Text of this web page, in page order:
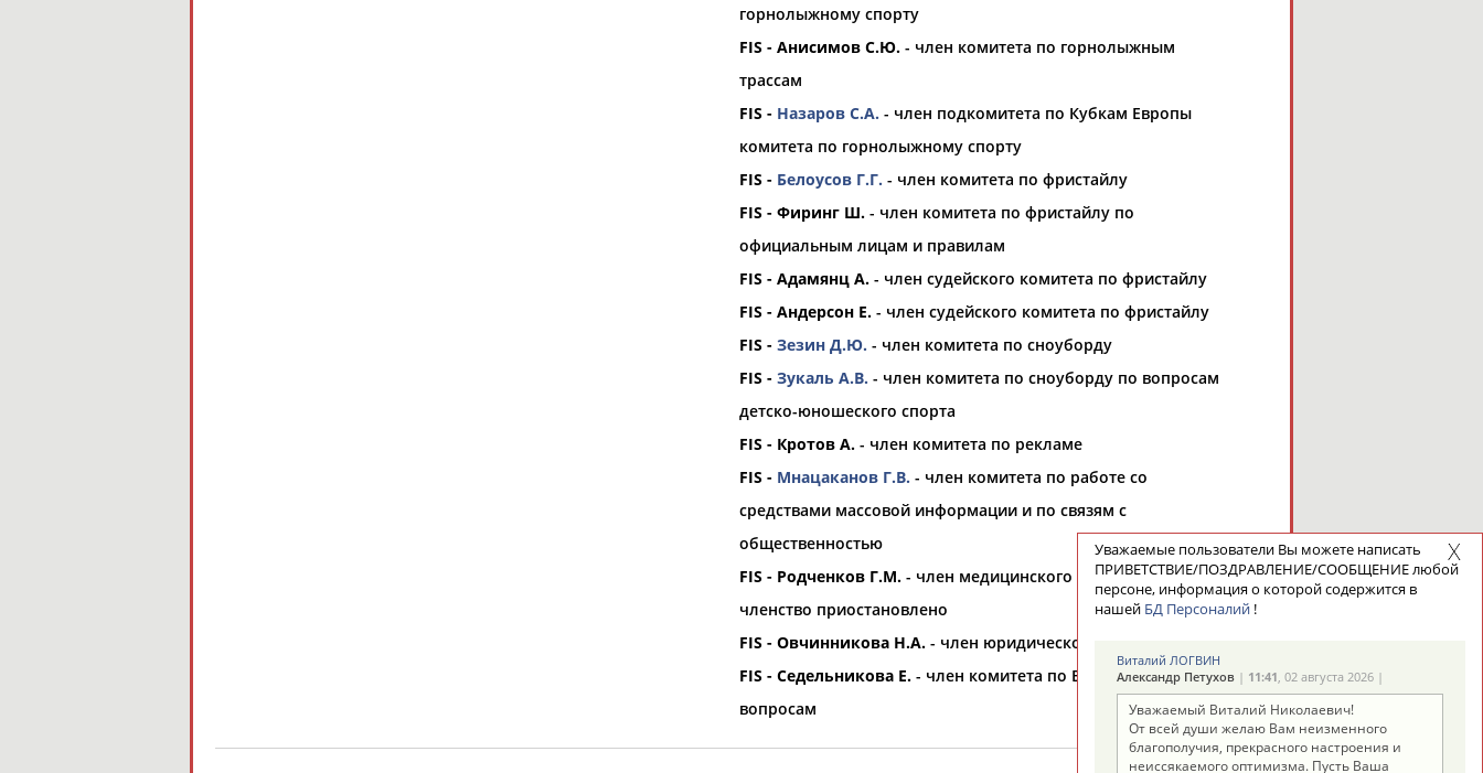
горнолыжному спорту
FIS - Анисимов С.Ю. - член комитета по горнолыжным
трассам
FIS - Назаров С.А. - член подкомитета по Кубкам Европы
комитета по горнолыжному спорту
FIS - Белоусов Г.Г. - член комитета по фристайлу
FIS - Фиринг Ш. - член комитета по фристайлу по
официальным лицам и правилам
FIS - Адамянц А. - член судейского комитета по фристайлу
FIS - Андерсон Е. - член судейского комитета по фристайлу
FIS - Зезин Д.Ю. - член комитета по сноуборду
FIS - Зукаль А.В. - член комитета по сноуборду по вопросам
детско-юношеского спорта
FIS - Кротов А. - член комитета по рекламе
FIS - Мнацаканов Г.В. - член комитета по работе со
средствами массовой информации и по связям с
общественностью
FIS - Родченков Г.М. - член медицинского комитета -
членство приостановлено
FIS - Овчинникова Н.А. - член юридического комитета
FIS - Седельникова Е. - член комитета по Европейским
вопросам
Уважаемые пользователи Вы можете написать
ПРИВЕТСТВИЕ/ПОЗДРАВЛЕНИЕ/СООБЩЕНИЕ любой
персоне, информация о которой содержится в
нашей БД Персоналий !
Виталий ЛОГВИН
Александр Петухов | 11:41, 02 августа 2026 |
Уважаемый Виталий Николаевич!
От всей души желаю Вам неизменного
благополучия, прекрасного настроения и
неиссякаемого оптимизма. Пусть Ваша